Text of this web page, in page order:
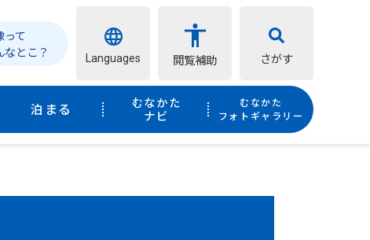
って
なとこ？
Languages 閲覧補助 さがす
泊まる
むなかた
ナビ
むなかた
フォトギャラリー